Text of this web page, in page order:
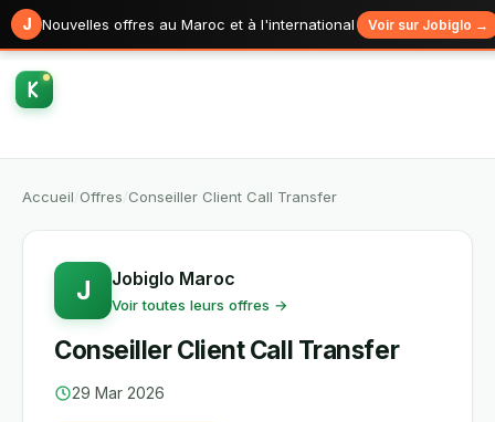
J Nouvelles offres au Maroc et à l'international Voir sur Jobiglo →
Accueil Offres Conseiller Client Call Transfer
J Jobiglo Maroc
Voir toutes leurs offres →
Conseiller Client Call Transfer
29 Mar 2026